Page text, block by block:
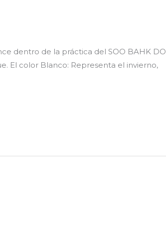
dentro de la práctica del SOO BAHK DO
El color Blanco: Representa el invierno,